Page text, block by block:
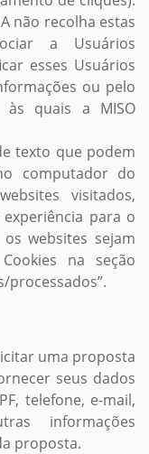
não recolha estas
a Usuários
esses Usuários
ou pelo
quais a MISO
texto que podem
computador do
visitados,
para o
websites sejam
na seção
processados”.
uma proposta
seus dados
telefone, e-mail,
informações
proposta.